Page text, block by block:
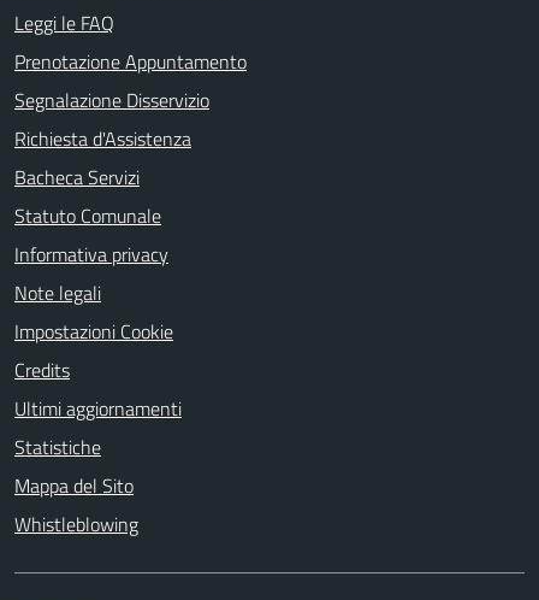
Leggi le FAQ
Prenotazione Appuntamento
Segnalazione Disservizio
Richiesta d'Assistenza
Bacheca Servizi
Statuto Comunale
Informativa privacy
Note legali
Impostazioni Cookie
Credits
Ultimi aggiornamenti
Statistiche
Mappa del Sito
Whistleblowing